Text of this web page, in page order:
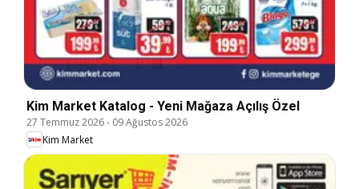
Kim Market Katalog - Yeni Mağaza Açılış Özel
27 Temmuz 2026- 09 Ağustos 2026
Kim Market